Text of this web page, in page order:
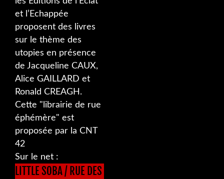
et l’Echappée
proposent des livres
sur le thème des
utopies en présence
de Jacqueline CAUX,
Alice GAILLARD et
Ronald CREAGH.
Cette "librairie de rue
éphémère" est
proposée par la CNT
42
Sur le net :
LITTLE SOBA / RUE DES